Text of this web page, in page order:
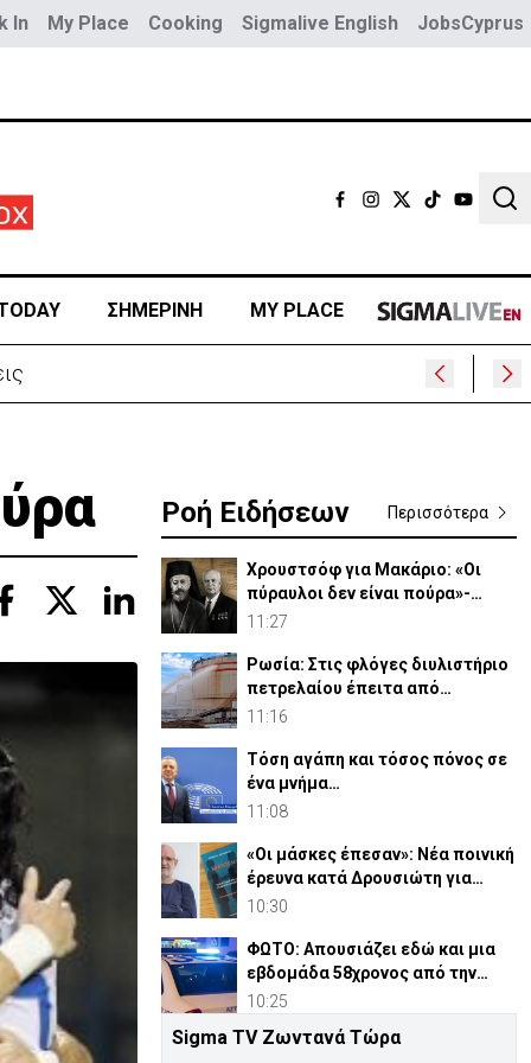
In My Place Cooking Sigmalive English JobsCyprus
ΣΗΜΕΡΙΝΗ MY PLACE
Ροή Ειδήσεων Περισσότερα
Χρουστσόφ για Μακάριο: «Οι
πύραυλοι δεν είναι πούρα»-
Αποκαλυπτικο έγγραφο 1964
11:27
Ρωσία: Στις φλόγες διυλιστήριο
πετρελαίου έπειτα από
ουκρανική επίθεση
11:16
Τόση αγάπη και τόσος πόνος σε
ένα μνήμα…
11:08
«Οι μάσκες έπεσαν»: Νέα ποινική
έρευνα κατά Δρουσιώτη για
«Κράτος Μαφία»
10:30
ΦΩΤΟ: Απουσιάζει εδώ και μια
εβδομάδα 58χρονος από την
οικία του στη Λευκωσία
10:25
Απόπειρα φόνου σε μοναστήρι:
Sigma TV Ζωντανά Τώρα